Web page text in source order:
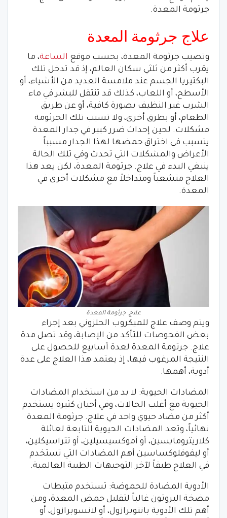
جرثومة المعدة.
علاج جرثومة المعدة
وتصيب جرثومة المعدة، بحسب موقع الساعة، ما
يقرب أكثر من ثلثي سكان العالم، إذ قد تدخل تلك
البكتيريا الجسم عند ملامسة العديد من الأشياء، أو
الأسطح، أو اللعاب، كذلك قد تنتقل للبشر في ماء
الشرب غير النظيف بصورة كافية، أو عن طريق
الطعام، أو بطرق أخرى، ولا تسبب تلك الجرثومة
مشكلات. لحين إحداث ضرر كبير في جدار المعدة
يتسبب في اختراق حمضها لهذا الجدار مسبباً
الأعراض والمشكلات التي تحدث وفي تلك الحالة
ينبغي البدء في علاج. جرثومة المعدة، لكن يعد هذا
العلاج متشعباً ومتداخلاً مع مشكلات أخرى في
المعدة.
علاج. جرثومة المعدة
ويتم وصف علاج للميكروب الحلزوني بعد إجراء
بعض الفحوصات للتأكد من الإصابة، وقد تصل مدة
علاج. جرثومة المعدة لعدة أسابيع للحصول على
النتيجة المرغوب فيها، إذ يعتمد هذا العلاج على عدة
أدوية، أهمها:
المضادات الحيوية: لا بد من استخدام المضادات
الحيوية مع أغلب الحالات، وفي أحيان كثيرة يستخدم
أكثر من مضاد حيوي واحد في علاج. جرثومة المعدة
نهائياً، وتعد المضادات الحيوية التابعة لعائلة
كلاريثرومايسين، أو أموكسيسيلين، أو تتراسيكلين،
أو ليفوفلوكساسين أهم المضادات التي تستخدم
في العلاج طبقاً لآخر التوجيهات الطبية العالمية.
الأدوية المضادة للحموضة: تستخدم مثبطات
مضخة البروتون غالباً لتقليل حمض المعدة، ومن
أهم تلك الأدوية بانتوبرازول، أو لانسوبرازول، أو